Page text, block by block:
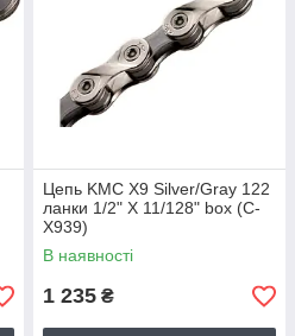
Цепь KMC X9 Silver/Gray 122
ланки 1/2" X 11/128" box (C-
X939)
В наявності
1 235 ₴